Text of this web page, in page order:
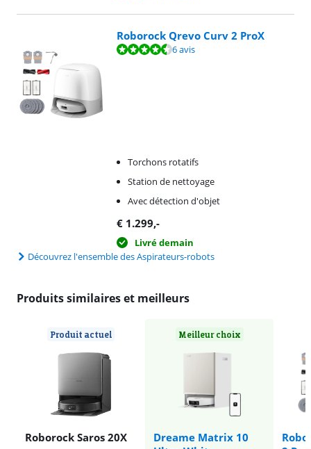
Roborock Qrevo Curv 2 ProX
La note est de 8,9 sur 10, basée sur 6 avis.
6 avis
Torchons rotatifs
Station de nettoyage
Avec détection d'objet
€ 1.299,-
Livré demain
Découvrez l'ensemble des Aspirateurs-robots
Produits similaires et meilleurs
Produit actuel
Roborock Saros 20X
Meilleur choix
Dreame Matrix 10